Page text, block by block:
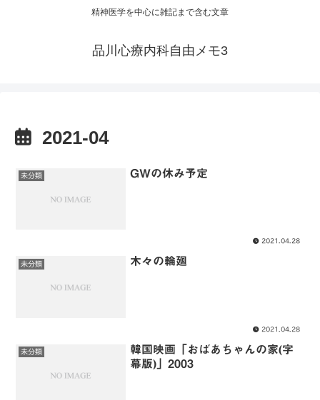
精神医学を中心に雑記まで含む文章
品川心療内科自由メモ3
2021-04
未分類 GWの休み予定
2021.04.28
未分類 木々の輪廻
2021.04.28
未分類
韓国映画「おばあちゃんの家(字
幕版)」2003